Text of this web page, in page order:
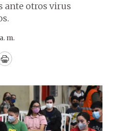
ante otros virus
m.
Print